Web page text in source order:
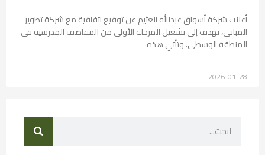
أعلنت شركة أسواق عبدالله العثيم عن توقيع اتفاقية مع شركة تطوير
المباني، تهدف إلى تشغيل المرحلة الأولى من المقاصف المدرسية في
المنطقة الوسطى. وتأتي هذه
2026-01-28